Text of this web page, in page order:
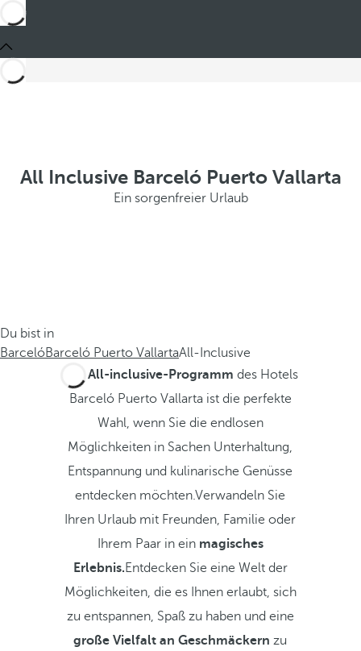
All Inclusive Barceló Puerto Vallarta
Ein sorgenfreier Urlaub
Du bist in
BarcelóBarceló Puerto VallartaAll-Inclusive
All-inclusive-Programm des Hotels
Barceló Puerto Vallarta ist die perfekte
Wahl, wenn Sie die endlosen
Möglichkeiten in Sachen Unterhaltung,
Entspannung und kulinarische Genüsse
entdecken möchten.Verwandeln Sie
Ihren Urlaub mit Freunden, Familie oder
Ihrem Paar in ein magisches
Erlebnis.Entdecken Sie eine Welt der
Möglichkeiten, die es Ihnen erlaubt, sich
zu entspannen, Spaß zu haben und eine
große Vielfalt an Geschmäckern zu